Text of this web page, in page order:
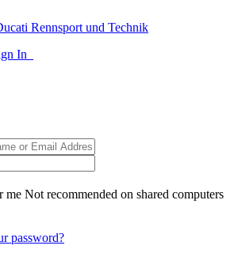
In
me Not recommended on shared computers
password?